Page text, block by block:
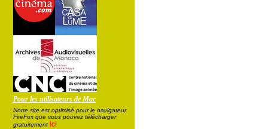
Pour les utilisateurs de Mac
Notre site est optimisé pour le navigateur
FireFox que vous pouvez télécharger
gratuitement ici